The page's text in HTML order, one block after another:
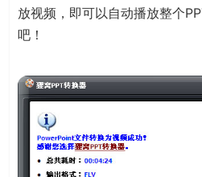
放视频，即可以自动播放整个
吧！